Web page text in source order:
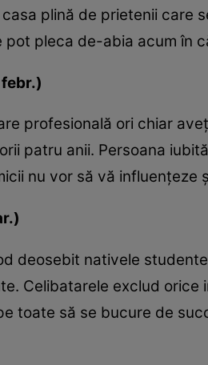
plină de prietenii care
pot pleca de-abia acum în
profesională ori chiar
patru anii. Persoana
nu vor să vă influenţeze
deosebit nativele
Celibatarele exclud
toate să se bucure de